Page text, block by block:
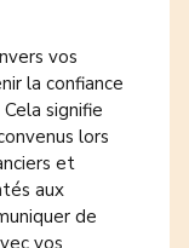
vos
la confiance
signifie
lors
et
aux
de
vos